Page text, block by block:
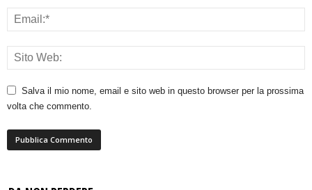
Salva il mio nome, email e sito web in questo browser per la prossima
volta che commento.